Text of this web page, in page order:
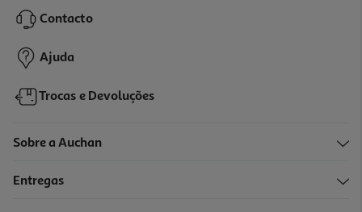
Contacto
Ajuda
Trocas e Devoluções
Sobre a Auchan
Entregas